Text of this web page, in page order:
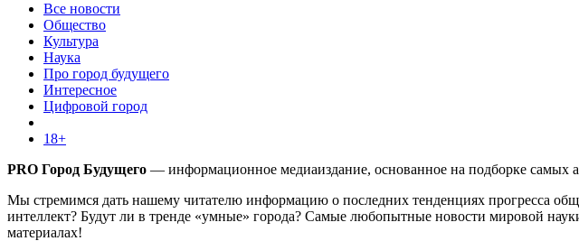
Все новости
Общество
Культура
Наука
Про город будущего
Интересное
Цифровой город
18+
PRO Город Будущего — информационное медиаиздание, основанное на подборке самых
Мы стремимся дать нашему читателю информацию о последних тенденциях прогресса
интеллект? Будут ли в тренде «умные» города? Самые любопытные новости мировой
материалах!